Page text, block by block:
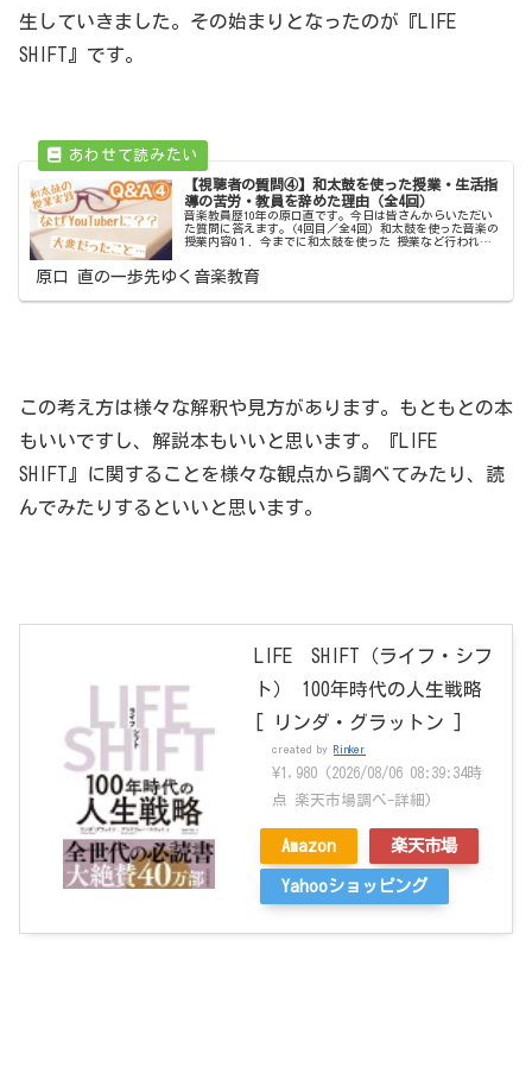
生していきました。その始まりとなったのが『LIFE
SHIFT』です。
【視聴者の質問④】和太鼓を使った授業・生活指
導の苦労・教員を辞めた理由（全4回）
音楽教員歴10年の原口直です。今日は皆さんからいただい
た質問に答えます。(4回目／全4回）和太鼓を使った音楽の
授業内容Q１．今までに和太鼓を使った 授業など行われて
教えていただきたいです。...
原口 直の一歩先ゆく音楽教育
この考え方は様々な解釈や見方があります。もともとの本
もいいですし、解説本もいいと思います。『LIFE
SHIFT』に関することを様々な観点から調べてみたり、読
んでみたりするといいと思います。
LIFE SHIFT（ライフ・シフ
ト） 100年時代の人生戦略
[ リンダ・グラットン ]
created by Rinker
¥1,980
(2026/08/06 08:39:34時
点 楽天市場調べ-詳細)
Amazon 楽天市場
Yahooショッピング